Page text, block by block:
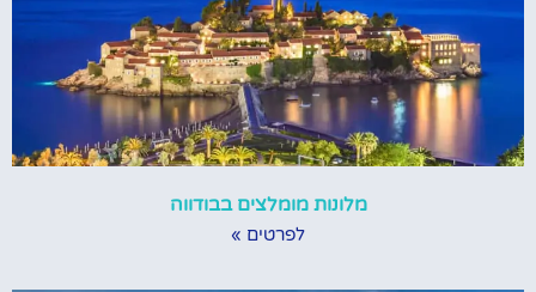
מלונות מומלצים בבודווה
לפרטים »